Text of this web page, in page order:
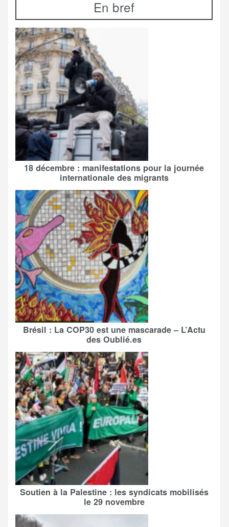
En bref
18 décembre : manifestations pour la journée
internationale des migrants
Brésil : La COP30 est une mascarade – L’Actu
des Oublié.es
Soutien à la Palestine : les syndicats mobilisés
le 29 novembre